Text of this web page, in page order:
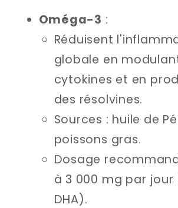
Oméga-3 :
Réduisent
globale en
cytokines et en
des résolvines.
Sources : huile de
poissons gras.
Dosage
à 3 000 mg par jour
DHA).